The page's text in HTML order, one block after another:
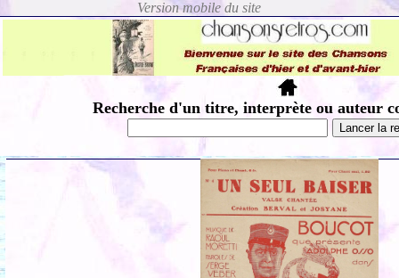
Recherche d'un titre, interprète ou auteur